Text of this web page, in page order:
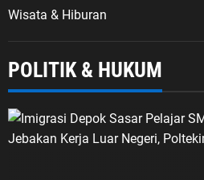
Wisata & Hiburan
POLITIK & HUKUM